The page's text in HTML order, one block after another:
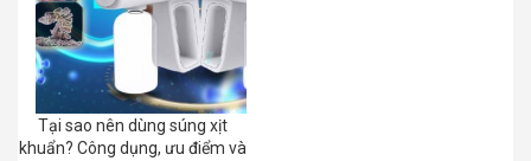
Tại sao nên dùng súng xịt
khuẩn? Công dụng, ưu điểm và